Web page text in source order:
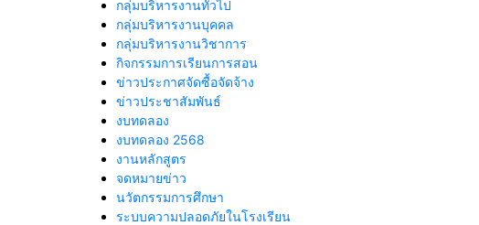
กลุ่มบริหารงานทั่วไป
กลุ่มบริหารงานบุคคล
กลุ่มบริหารงานวิชาการ
กิจกรรมการเรียนการสอน
ข่าวประกาศจัดซื้อจัดจ้าง
ข่าวประชาสัมพันธ์
งบทดลอง
งบทดลอง 2568
งานหลักสูตร
จดหมายข่าว
นวัตกรรมการศึกษา
ระบบความปลอดภัยในโรงเรียน